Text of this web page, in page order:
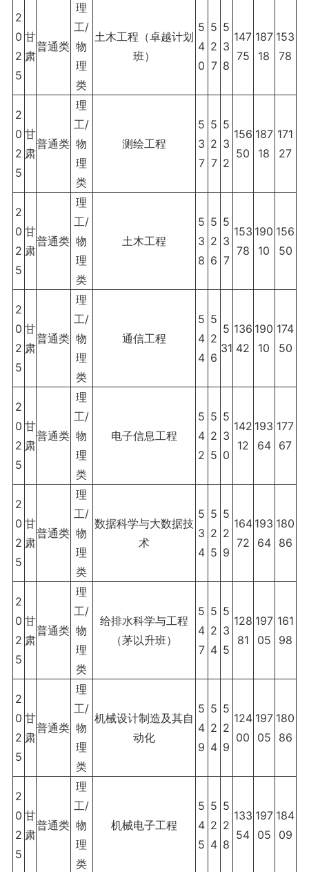
2
0
2
5
甘
肃
普通类
理
工/
物
理
类
土木工程（卓越计划
班）
5
4
0
5
2
7
5
3
8
147
75
187
18
153
78
2
0
2
5
甘
肃
普通类
理
工/
物
理
类
测绘工程
5
3
7
5
2
7
5
3
2
156
50
187
18
171
27
2
0
2
5
甘
肃
普通类
理
工/
物
理
类
土木工程
5
3
8
5
2
6
5
3
7
153
78
190
10
156
50
2
0
2
5
甘
肃
普通类
理
工/
物
理
类
通信工程
5
4
4
5
2
6
5
31
136
42
190
10
174
50
2
0
2
5
甘
肃
普通类
理
工/
物
理
类
电子信息工程
5
4
2
5
2
5
5
3
0
142
12
193
64
177
67
2
0
2
5
甘
肃
普通类
理
工/
物
理
类
数据科学与大数据技
术
5
3
4
5
2
5
5
2
9
164
72
193
64
180
86
2
0
2
5
甘
肃
普通类
理
工/
物
理
类
给排水科学与工程
（茅以升班）
5
4
7
5
2
4
5
3
5
128
81
197
05
161
98
2
0
2
5
甘
肃
普通类
理
工/
物
理
类
机械设计制造及其自
动化
5
4
9
5
2
4
5
2
9
124
00
197
05
180
86
2
0
2
5
甘
肃
普通类
理
工/
物
理
类
机械电子工程
5
4
5
5
2
4
5
2
8
133
54
197
05
184
09